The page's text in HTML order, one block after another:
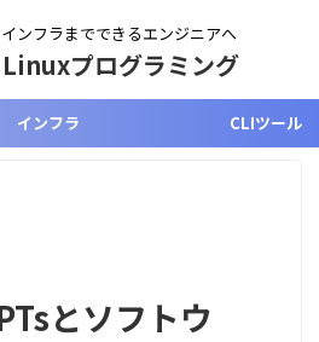
ンフラまでできるエンジニアへ
プログラミング
インフラ CLIツール
とソフトウ